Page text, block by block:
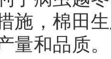
施，棉田
量和品质。